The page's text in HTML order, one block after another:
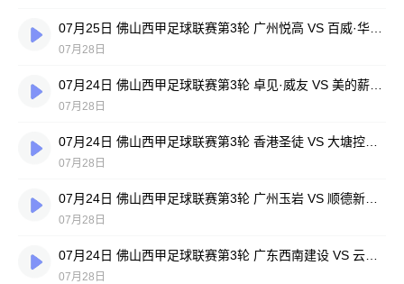
07月28日
07月28日
07月28日
07月28日
07月28日